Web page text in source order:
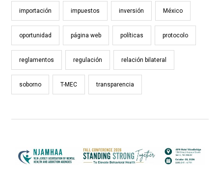
importación impuestos inversión México
oportunidad página web políticas protocolo
reglamentos regulación relación bilateral
soborno T-MEC transparencia